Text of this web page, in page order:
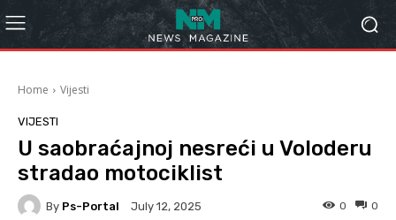
Home Vijesti
VIJESTI
U saobraćajnoj nesreći u Voloderu
stradao motociklist
By Ps-Portal July 12, 2025 0
0